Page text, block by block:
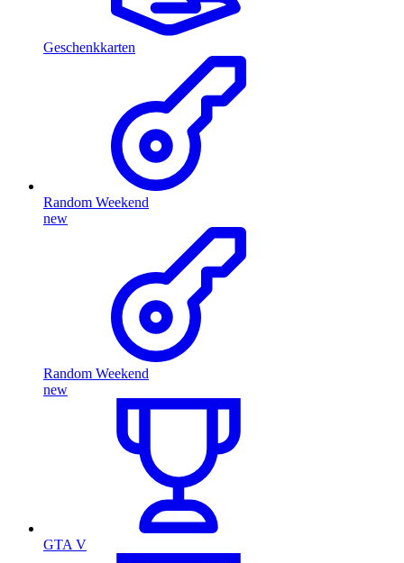
Geschenkkarten
Random Weekend
new
Random Weekend
new
GTA V